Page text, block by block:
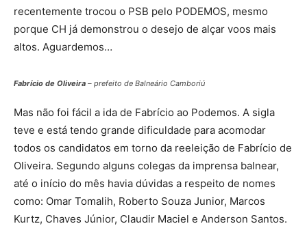
recentemente trocou o PSB pelo PODEMOS, mesmo
porque CH já demonstrou o desejo de alçar voos mais
altos. Aguardemos…
Fabrício de Oliveira – prefeito de Balneário Camboriú
Mas não foi fácil a ida de Fabrício ao Podemos. A sigla
teve e está tendo grande dificuldade para acomodar
todos os candidatos em torno da reeleição de Fabrício de
Oliveira. Segundo alguns colegas da imprensa balnear,
até o início do mês havia dúvidas a respeito de nomes
como: Omar Tomalih, Roberto Souza Junior, Marcos
Kurtz, Chaves Júnior, Claudir Maciel e Anderson Santos.